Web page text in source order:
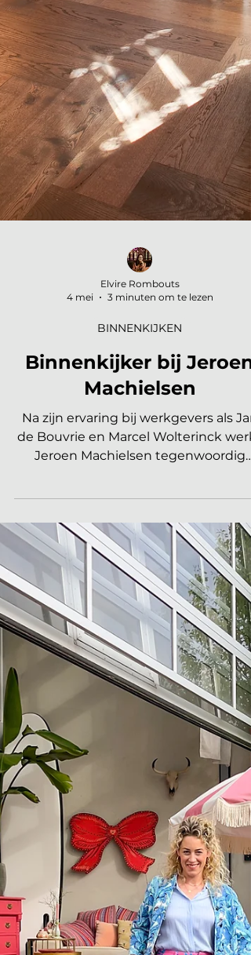
3 minuten om te lezen
BINNENKIJKEN
Binnenkijker bij Jeroen
Machielsen
Na zijn ervaring bij werkgevers als Jan
de Bouvrie en Marcel Wolterinck
Amsterdam. Jeroen zet bij klanten
mooie ingetogen high-end stijl neer,
waarbij kunst en een goede
materialenmix een belangrijk
uitgangspunt vormen en waarbij
op een stijlvolle manier wordt
toegepast. We kijken mee in zijn
appartement. Kijk binnen in het huis
van interieurontwerper Jeroen
Machielsen! 1) Waar woo